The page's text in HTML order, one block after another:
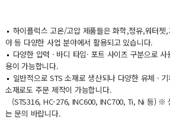
하이플럭스 고온/고압 제품들은 화학,정유,워터
야 등 다양한 사업 분야에서 활용되고 있습니다.
다양한 압력 · 바디 타입· 포트 사이즈 구분으로
용이 가능합니다.
일반적으로 STS 소재로 생산되나 다양한 유체 ·
소재로도 주문 제작이 가능합니다.
(STS316, HC-276, INC600, INC700, Ti, Ni 등) ※
는 문의 바랍니다.